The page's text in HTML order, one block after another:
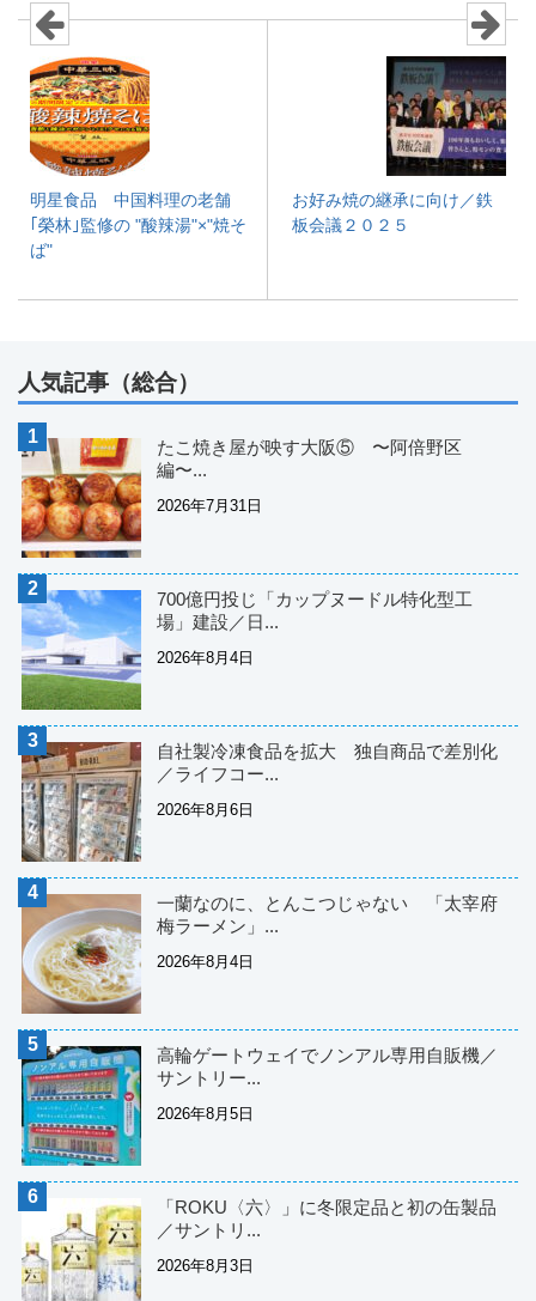
明星食品 中国料理の老舗
｢榮林｣監修の "酸辣湯"×"焼そ
ば"
お好み焼の継承に向け／鉄
板会議２０２５
人気記事（総合）
たこ焼き屋が映す大阪⑤ 〜阿倍野区
編〜...
2026年7月31日
700億円投じ「カップヌードル特化型工
場」建設／日...
2026年8月4日
自社製冷凍食品を拡大 独自商品で差別化
／ライフコー...
2026年8月6日
一蘭なのに、とんこつじゃない 「太宰府
梅ラーメン」...
2026年8月4日
高輪ゲートウェイでノンアル専用自販機／
サントリー...
2026年8月5日
「ROKU〈六〉」に冬限定品と初の缶製品
／サントリ...
2026年8月3日